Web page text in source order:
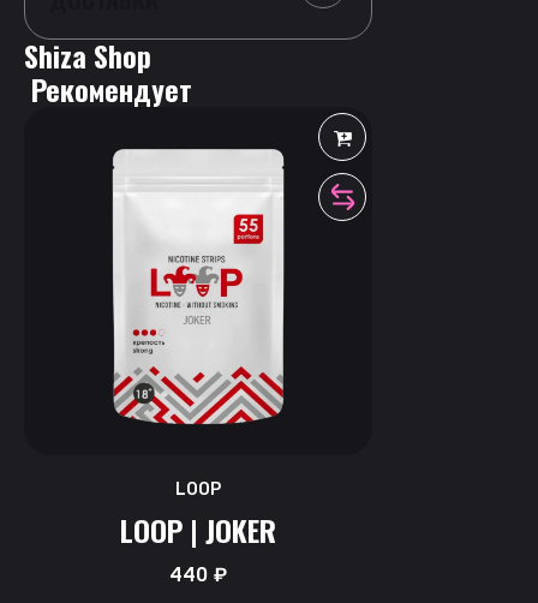
Shiza Shop
Рекомендует
LOOP
LOOP | JOKER
440₽